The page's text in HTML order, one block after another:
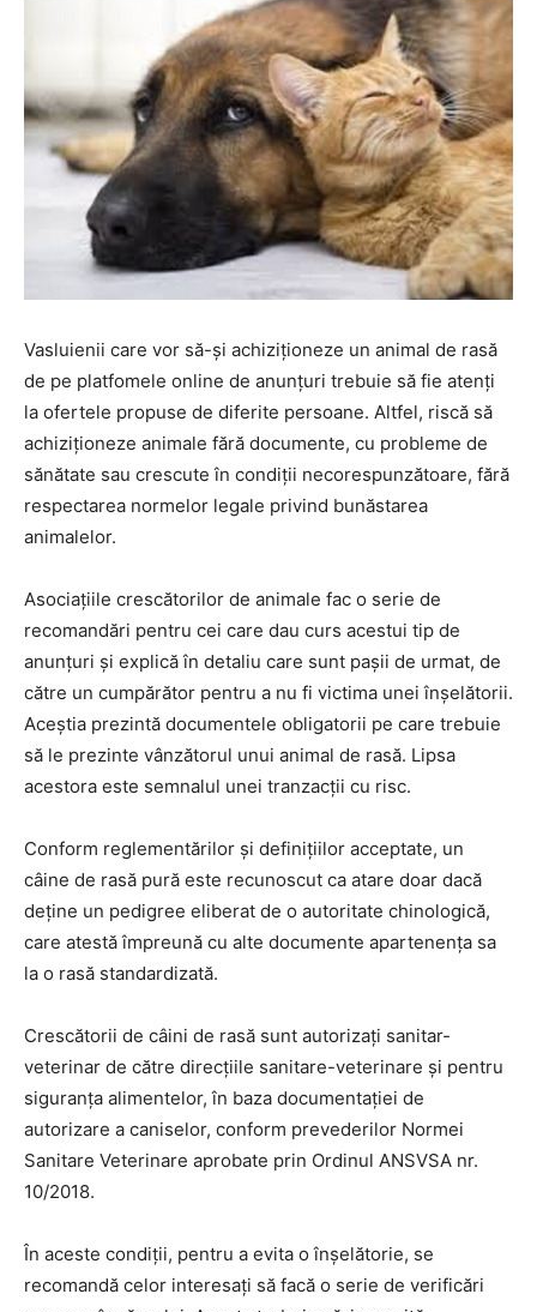
Vasluienii care vor să-și achiziționeze un animal de rasă
de pe platfomele online de anunțuri trebuie să fie atenți
la ofertele propuse de diferite persoane. Altfel, riscă să
achiziționeze animale fără documente, cu probleme de
sănătate sau crescute în condiții necorespunzătoare, fără
respectarea normelor legale privind bunăstarea
animalelor.
Asociațiile crescătorilor de animale fac o serie de
recomandări pentru cei care dau curs acestui tip de
anunțuri și explică în detaliu care sunt pașii de urmat, de
către un cumpărător pentru a nu fi victima unei înșelătorii.
Aceștia prezintă documentele obligatorii pe care trebuie
să le prezinte vânzătorul unui animal de rasă. Lipsa
acestora este semnalul unei tranzacții cu risc.
Conform reglementărilor și definițiilor acceptate, un
câine de rasă pură este recunoscut ca atare doar dacă
deține un pedigree eliberat de o autoritate chinologică,
care atestă împreună cu alte documente apartenența sa
la o rasă standardizată.
Crescătorii de câini de rasă sunt autorizați sanitar-
veterinar de către direcțiile sanitare-veterinare și pentru
siguranța alimentelor, în baza documentației de
autorizare a caniselor, conform prevederilor Normei
Sanitare Veterinare aprobate prin Ordinul ANSVSA nr.
10/2018.
În aceste condiții, pentru a evita o înșelătorie, se
recomandă celor interesați să facă o serie de verificări